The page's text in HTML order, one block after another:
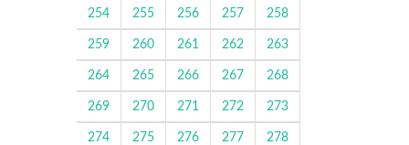
254 255 256 257 258
259 260 261 262 263
264 265 266 267 268
269 270 271 272 273
274 275 276 277 278